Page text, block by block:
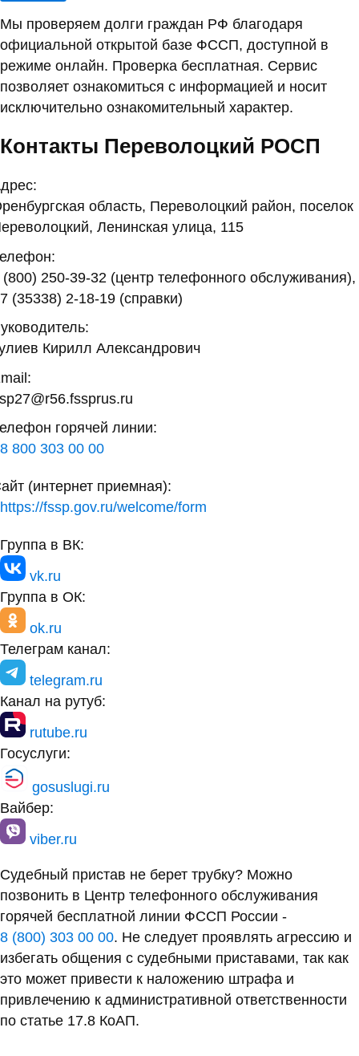
Мы проверяем долги граждан РФ благодаря
официальной открытой базе ФССП, доступной в
режиме онлайн. Проверка бесплатная. Сервис
позволяет ознакомиться с информацией и носит
исключительно ознакомительный характер.
Контакты Переволоцкий РОСП
область, Переволоцкий район, поселок
Ленинская улица, 115
(800) 250-39-32 (центр телефонного обслуживания),
(35338) 2-18-19 (справки)
Кирилл Александрович
горячей линии:
8 800 303 00 00
(интернет приемная):
https://fssp.gov.ru/welcome/form
Группа в ВК:
vk.ru
Группа в ОК:
ok.ru
Телеграм канал:
telegram.ru
Канал на рутуб:
rutube.ru
Госуслуги:
gosuslugi.ru
Вайбер:
viber.ru
Судебный пристав не берет трубку? Можно
позвонить в Центр телефонного обслуживания
горячей бесплатной линии ФССП России -
8 (800) 303 00 00. Не следует проявлять агрессию и
избегать общения с судебными приставами, так как
это может привести к наложению штрафа и
привлечению к административной ответственности
по статье 17.8 КоАП.